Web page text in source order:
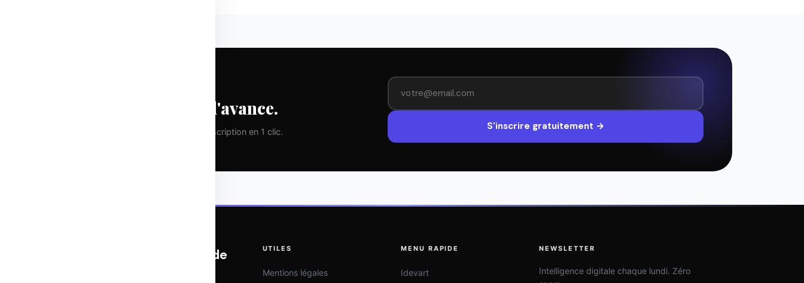
Prenez une longueur d'avance.
Pas de spam. Que de la valeur pure. Désinscription en 1 clic. S'inscrire gratuitement →
OTOMATIX | L'expertise du web et de
UTILES
Mentions légales
MENU RAPIDE
Idevart
NEWSLETTER
Intelligence digitale chaque lundi. Zéro